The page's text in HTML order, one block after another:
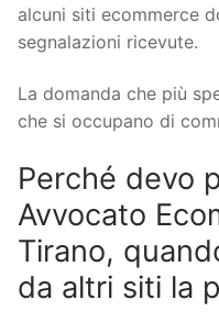
alcuni siti ecommerce
segnalazioni ricevute.
La domanda che più
che si occupano di
Perché devo
Avvocato
Tirano,
da altri siti la